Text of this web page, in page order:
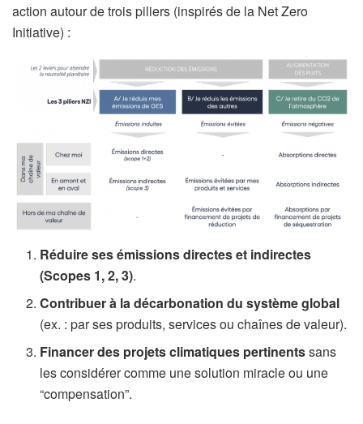
action autour de trois piliers (inspirés de la Net Zero
Initiative) :
Réduire ses émissions directes et indirectes
(Scopes 1, 2, 3).
Contribuer à la décarbonation du système global
(ex. : par ses produits, services ou chaînes de valeur).
Financer des projets climatiques pertinentssans
les considérer comme une solution miracle ou une
“compensation”.